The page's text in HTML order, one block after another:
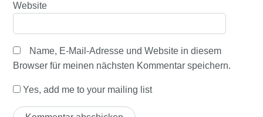
Website
Name, E-Mail-Adresse und Website in diesem
Browser für meinen nächsten Kommentar speichern.
Yes, add me to your mailing list